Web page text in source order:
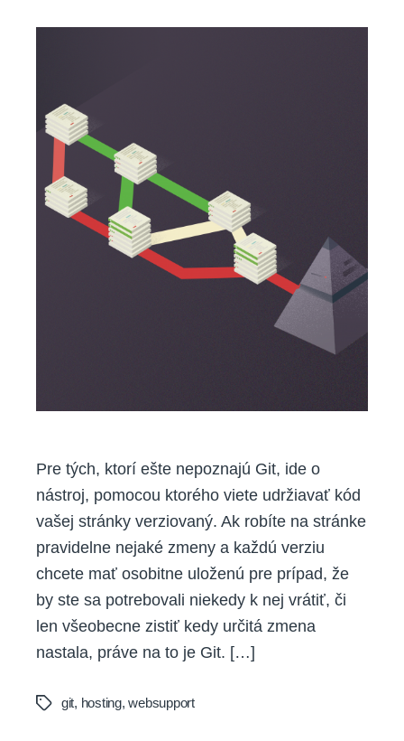
Pre tých, ktorí ešte nepoznajú Git, ide o
nástroj, pomocou ktorého viete udržiavať kód
vašej stránky verziovaný. Ak robíte na stránke
pravidelne nejaké zmeny a každú verziu
chcete mať osobitne uloženú pre prípad, že
by ste sa potrebovali niekedy k nej vrátiť, či
len všeobecne zistiť kedy určitá zmena
nastala, práve na to je Git. […]
Tagsgit, hosting,websupport